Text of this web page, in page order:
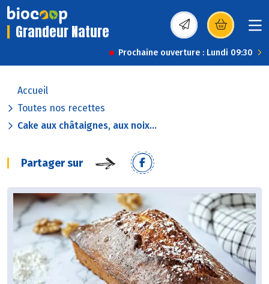
Grandeur Nature (s’ouvre dans une
Prochaine ouverture : Lundi 09:30
Accueil
Toutes nos recettes
Cake aux châtaignes, aux noix...
Partager sur